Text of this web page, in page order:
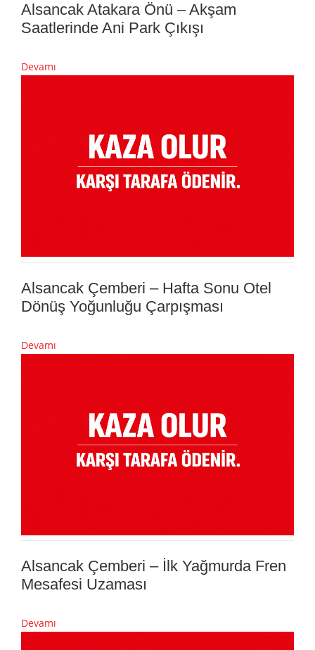
Alsancak Atakara Önü – Akşam
Saatlerinde Ani Park Çıkışı
Devamı
Alsancak Çemberi – Hafta Sonu Otel
Dönüş Yoğunluğu Çarpışması
Devamı
Alsancak Çemberi – İlk Yağmurda Fren
Mesafesi Uzaması
Devamı